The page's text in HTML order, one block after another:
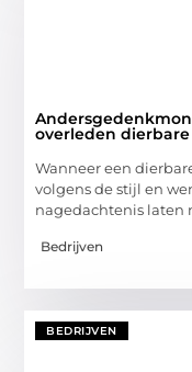
overleden dierbare
Wanneer een
volgens de stijl en
nagedachtenis laten
Bedrijven
BEDRIJVEN